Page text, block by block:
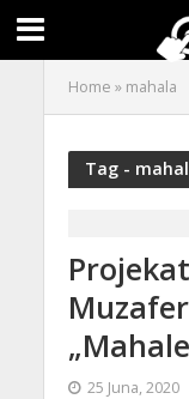
Home » mahala
Tag -
25 Juna, 2020